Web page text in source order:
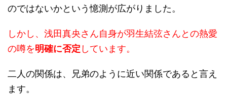
のではないかという憶測が広がりました。
しかし、浅田真央さん自身が羽生結弦さんとの熱愛
の噂を明確に否定 しています。
二人の関係は、兄弟のように近い関係であると言え
ます。